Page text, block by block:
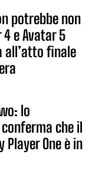
potrebbe non
e Avatar 5
all’atto finale
lo
che il
Player One è in